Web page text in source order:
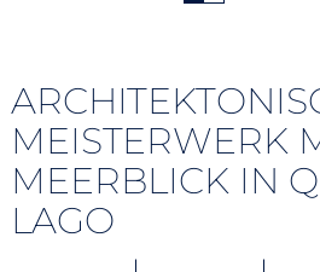
MEISTERWERK
MEERBLICK IN
LAGO